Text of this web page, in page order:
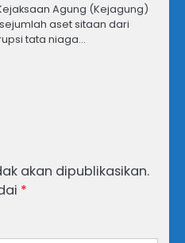
Kejaksaan Agung (Kejagung)
aset sitaan dari
tata niaga…
akan dipublikasikan.
*